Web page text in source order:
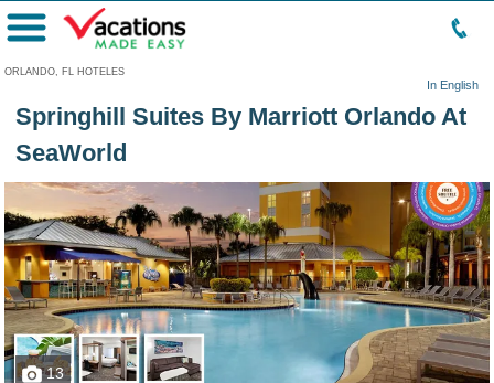
ORLANDO, FL HOTELES
In English
Menú
Springhill Suites By Marriott Orlando At
SeaWorld
13